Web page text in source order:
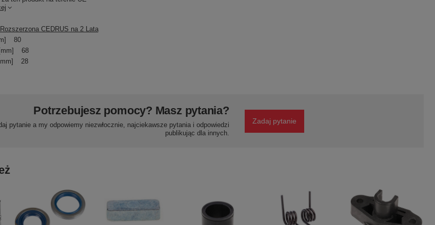
CEDRUS na 2 Lata
80
68
28
Potrzebujesz pomocy? Masz pytania?
pytanie a my odpowiemy niezwłocznie, najciekawsze pytania i odpowiedzi
publikując dla innych.
Zadaj pytanie